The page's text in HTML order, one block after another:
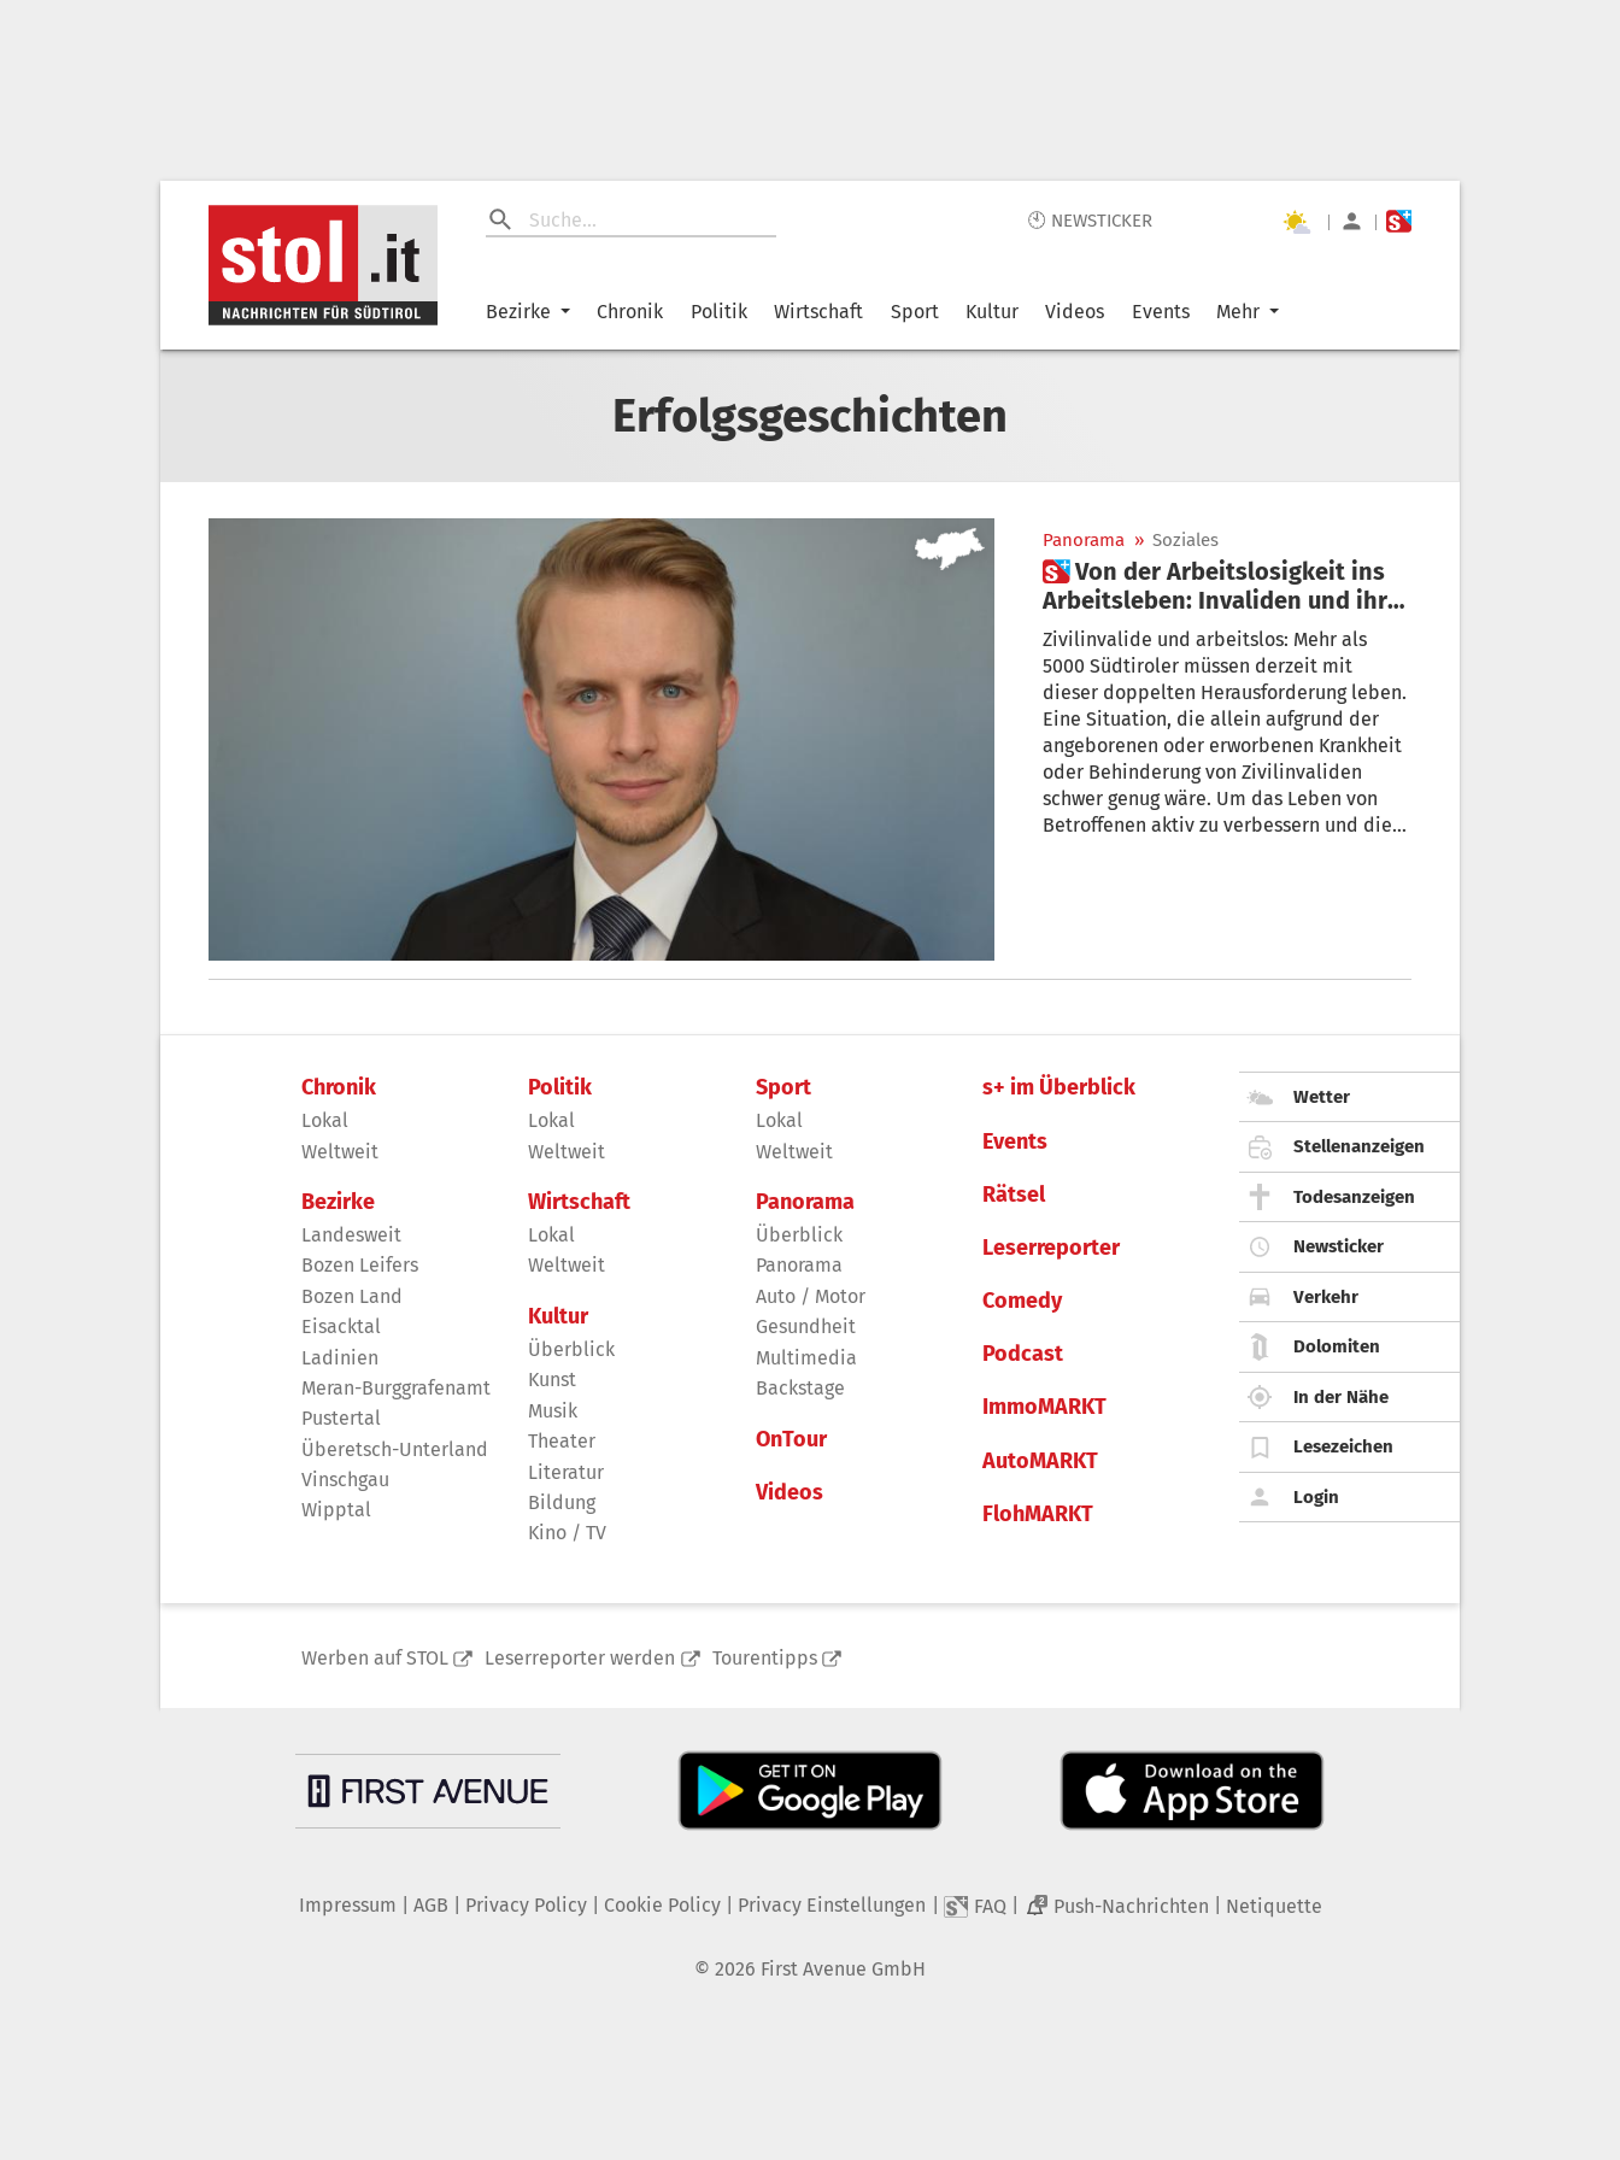
🕙 NEWSTICKER | |
Bezirke Chronik Politik Wirtschaft Sport Kultur Videos Events Mehr
Erfolgsgeschichten
Panorama » Soziales
 Von der Arbeitslosigkeit ins
Arbeitsleben: Invaliden und ihre
Erfolgsgeschichten
Zivilinvalide und arbeitslos: Mehr als
5000 Südtiroler müssen derzeit mit
dieser doppelten Herausforderung leben.
Eine Situation, die allein aufgrund der
angeborenen oder erworbenen Krankheit
oder Behinderung von Zivilinvaliden
schwer genug wäre. Um das Leben von
Betroffenen aktiv zu verbessern und die
Chronik
Lokal
Weltweit
Bezirke
Landesweit
Bozen Leifers
Bozen Land
Eisacktal
Ladinien
Meran-Burggrafenamt
Pustertal
Überetsch-Unterland
Vinschgau
Wipptal
Politik
Lokal
Weltweit
Wirtschaft
Lokal
Weltweit
Kultur
Überblick
Kunst
Musik
Theater
Literatur
Bildung
Kino / TV
Sport
Lokal
Weltweit
Panorama
Überblick
Panorama
Auto / Motor
Gesundheit
Multimedia
Backstage
OnTour
Videos
s+ im Überblick
Events
Rätsel
Leserreporter
Comedy
Podcast
ImmoMARKT
AutoMARKT
FlohMARKT
Wetter
Stellenanzeigen
Todesanzeigen
Newsticker
Verkehr
Dolomiten
In der Nähe
Lesezeichen
Login
Werben auf STOL Leserreporter werden Tourentipps
Impressum AGB Privacy Policy| Cookie Policy| Privacy Einstellungen FAQ 2 Push-Nachrichten Netiquette
© 2026 First Avenue GmbH